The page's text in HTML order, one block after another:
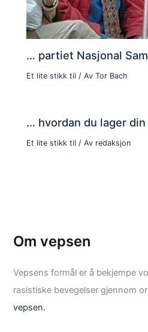
… partiet Nasjonal
Et lite stikk til / Av Tor Bach
… hvordan du lager
Et lite stikk til / Av redaksjon
Om vepsen
Vepsens formål er å bekjempe
rasistiske bevegelser gjennom
vepsen.